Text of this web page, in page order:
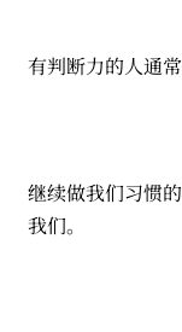
有判断力的人通
继续做我们习惯
我们。